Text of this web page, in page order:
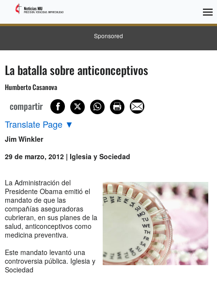
Sponsored
La batalla sobre anticonceptivos
Humberto Casanova
compartir
Translate Page ▼
Jim Winkler
29 de marzo, 2012 | Iglesia y Sociedad
La Administración del
Presidente Obama emitió el
mandato de que las
compañías aseguradoras
cubrieran, en sus planes de la
salud, anticonceptivos como
medicina preventiva.
Este mandato levantó una
controversia pública. Iglesia y
Sociedad